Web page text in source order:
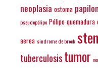
neoplasia ostoma
pseudopólipo Pólipo quemadura
aerea sindrome de brock
tuberculosistumor